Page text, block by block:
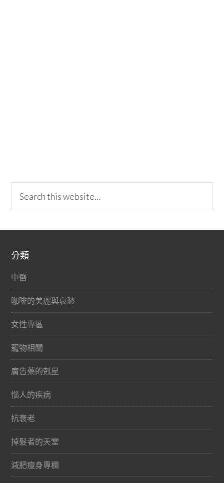
分類
中醫
咖啡的美麗與哀愁
女性專區
寵物相關
廣告藥的剋星
惱人的疾病
抗衰老
掉髮者的天堂
減肥瘦身專欄